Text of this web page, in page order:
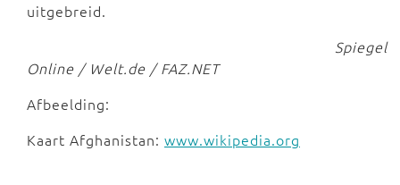
uitgebreid.
Spiegel
Online / Welt.de / FAZ.NET
Afbeelding:
Kaart Afghanistan: www.wikipedia.org